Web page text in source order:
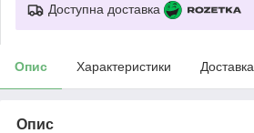
Доступна доставка
Опис Характеристики Доставка
Опис